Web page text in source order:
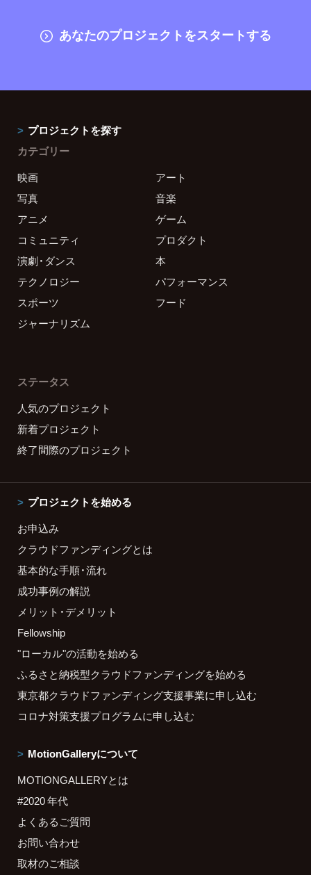
あなたのプロジェクトをスタートする
プロジェクトを探す
カテゴリー
映画
アート
写真
音楽
アニメ
ゲーム
コミュニティ
プロダクト
演劇・ダンス
本
テクノロジー
パフォーマンス
スポーツ
フード
ジャーナリズム
ステータス
人気のプロジェクト
新着プロジェクト
終了間際のプロジェクト
プロジェクトを始める
お申込み
クラウドファンディングとは
基本的な手順・流れ
成功事例の解説
メリット・デメリット
Fellowship
"ローカル"の活動を始める
ふるさと納税型クラウドファンディングを始める
東京都クラウドファンディング支援事業に申し込む
コロナ対策支援プログラムに申し込む
MotionGalleryについて
MOTIONGALLERYとは
#2020 年代
よくあるご質問
お問い合わせ
取材のご相談